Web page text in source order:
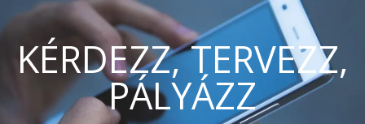
KÉRDEZZ, TERVEZZ,
PÁLYÁZZ